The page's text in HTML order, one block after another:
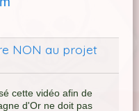
NON au projet
cette vidéo afin de
d'Or ne doit pas